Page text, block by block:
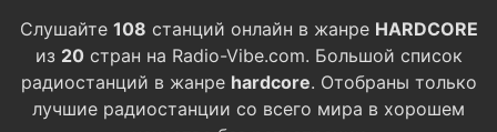
Слушайте 108 станций онлайн в жанре HARDCORE
из 20стран на Radio-Vibe.com. Большой список
радиостанций в жанре hardcore. Отобраны только
лучшие радиостанции со всего мира в хорошем